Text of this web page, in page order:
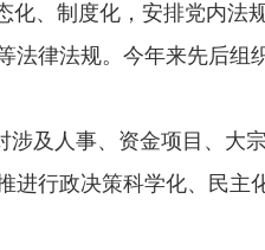
化、制度化，安排党内法
法律法规。今年来先后组
涉及人事、资金项目、大
进行政决策科学化、民主